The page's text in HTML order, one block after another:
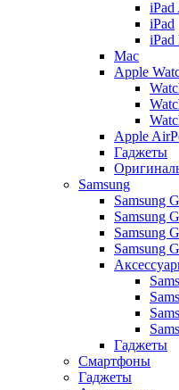
iPad
iPad
iPad
Mac
Apple
Apple
Гаджеты
Samsung
Samsung
Samsung
Samsung
Samsung
Гаджеты
Смартфоны
Гаджеты